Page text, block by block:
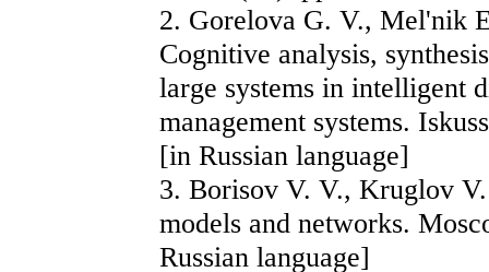
2. Gorelova G. V., Mel'nik
Cognitive analysis,
large systems in intelligent
management systems.
[in Russian language]
3. Borisov V. V., Kruglov
models and networks.
Russian language]